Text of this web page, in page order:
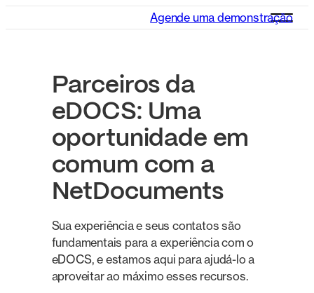
Agende uma demonstração
Parceiros da
eDOCS: Uma
oportunidade em
comum com a
NetDocuments
Sua experiência e seus contatos são
fundamentais para a experiência com o
eDOCS, e estamos aqui para ajudá-lo a
aproveitar ao máximo esses recursos.